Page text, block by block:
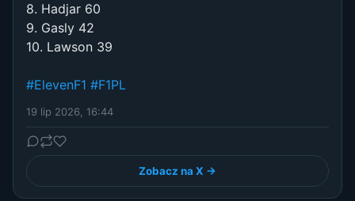
8. Hadjar 60
9. Gasly 42
10. Lawson 39
#ElevenF1 #F1PL
19 lip 2026, 16:44
Zobacz na X →